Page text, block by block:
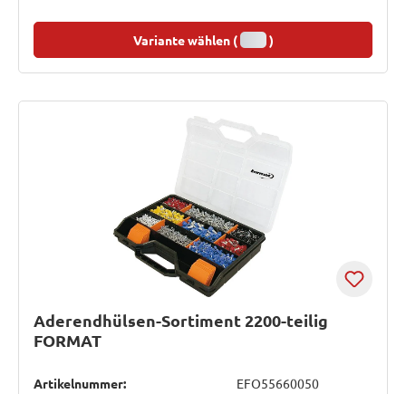
Variante wählen ( )
Aderendhülsen-Sortiment 2200-teilig
FORMAT
Artikelnummer: EFO55660050